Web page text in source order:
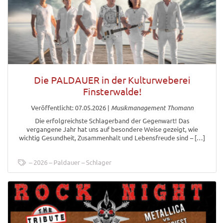
Die PALDAUER in der Kulturweberei
Finsterwalde!
Veröffentlicht: 07.05.2026| Musikmanagement Thomann
Die erfolgreichste Schlagerband der Gegenwart! Das
vergangene Jahr hat uns auf besondere Weise gezeigt, wie
wichtig Gesundheit, Zusammenhalt und Lebensfreude sind – […]
2026 Paldauer Schlager